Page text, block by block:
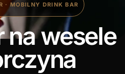
· MOBILNY DRINK BAR
na wesele